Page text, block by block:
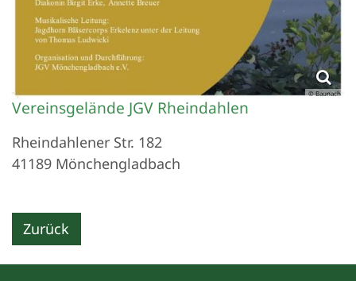
© Baunach
Vereinsgelände JGV Rheindahlen
Rheindahlener Str. 182
41189 Mönchengladbach
Zurück